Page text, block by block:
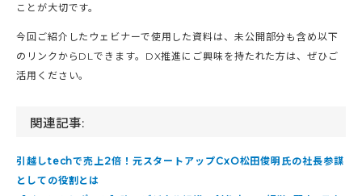
ことが大切です。
今回ご紹介したウェビナーで使用した資料は、未公開部分も含め以下
のリンクからDLできます。DX推進にご興味を持たれた方は、ぜひご
活用ください。
関連記事:
引越しtechで売上2倍！元スタートアップCxO松田俊明氏の社長参謀
としての役割とは